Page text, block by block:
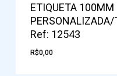
ETIQUETA 100MM
Ref: 12543
R$0,00